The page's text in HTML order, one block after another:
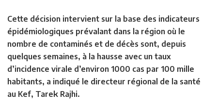
Cette décision intervient sur la base des indicateurs
épidémiologiques prévalant dans la région où le
nombre de contaminés et de décès sont, depuis
quelques semaines, à la hausse avec un taux
d’incidence virale d’environ 1000 cas par 100 mille
habitants, a indiqué le directeur régional de la santé
au Kef, Tarek Rajhi.